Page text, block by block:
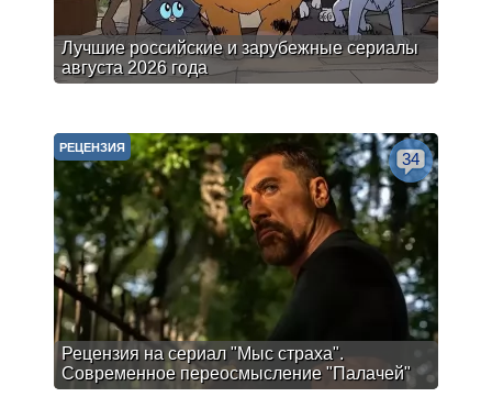
Лучшие российские и зарубежные сериалы
августа 2026 года
Рецензия на сериал "Мыс страха".
Современное переосмысление "Палачей"
РЕЦЕНЗИЯ
34